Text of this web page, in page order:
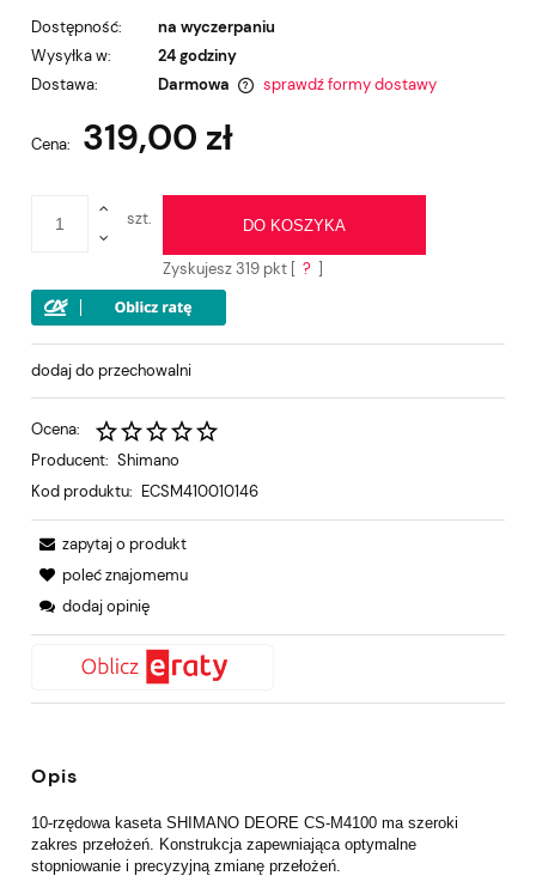
Dostępność:
na wyczerpaniu
Wysyłka w:
24 godziny
Dostawa:
Darmowa
sprawdź formy dostawy
Cena: 319,00 zł
szt. DO KOSZYKA
Zyskujesz319pkt [ ? ]
dodaj do przechowalni
Ocena:
Producent: Shimano
Kod produktu: ECSM410010146
zapytaj o produkt
poleć znajomemu
dodaj opinię
Opis
10-rzędowa kaseta SHIMANO DEORE CS-M4100 ma szeroki
zakres przełożeń. Konstrukcja zapewniająca optymalne
stopniowanie i precyzyjną zmianę przełożeń.